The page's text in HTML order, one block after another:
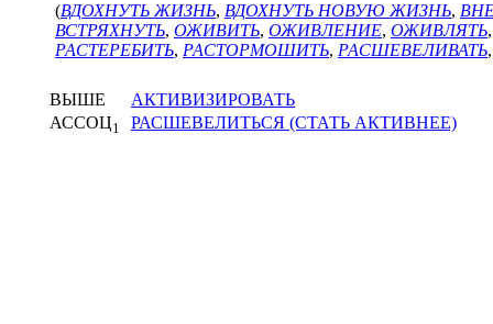
(ВДОХНУТЬ ЖИЗНЬ, ВДОХНУТЬ НОВУЮ ЖИЗНЬ,
ВСТРЯХНУТЬ, ОЖИВИТЬ, ОЖИВЛЕНИЕ, ОЖИВЛЯТЬ
РАСТЕРЕБИТЬ, РАСТОРМОШИТЬ, РАСШЕВЕЛИВАТЬ
ВЫШЕ
АКТИВИЗИРОВАТЬ
АССОЦ1 РАСШЕВЕЛИТЬСЯ (СТАТЬ АКТИВНЕЕ)